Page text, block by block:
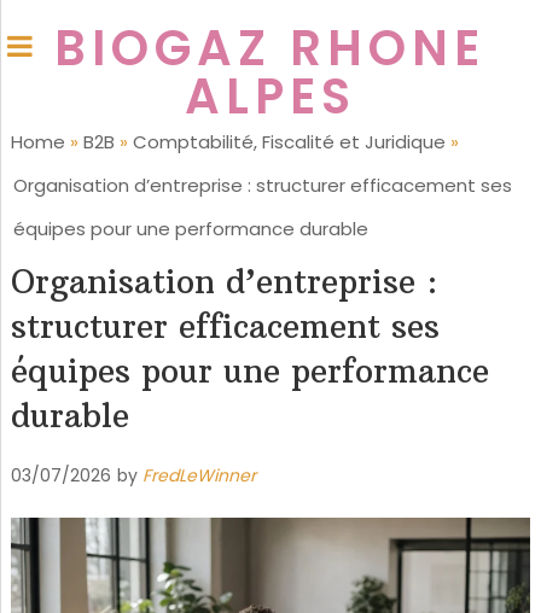
BIOGAZ RHONE
ALPES
Home » B2B » Comptabilité, Fiscalité et Juridique »
Organisation d’entreprise : structurer efficacement ses
équipes pour une performance durable
Organisation d’entreprise :
structurer efficacement ses
équipes pour une performance
durable
03/07/2026 by FredLeWinner